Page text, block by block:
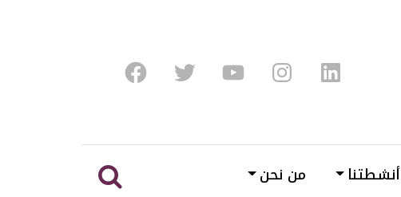
FacebookTwitterYoutubeInstagramLinkedin
أنشطتنا من نحن